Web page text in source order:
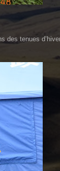
des tenues